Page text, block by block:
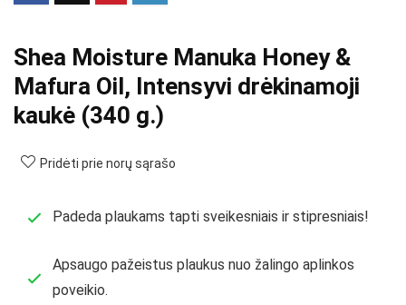
Shea Moisture Manuka Honey &
Mafura Oil, Intensyvi drėkinamoji
kaukė (340 g.)
Pridėti prie norų sąrašo
Padeda plaukams tapti sveikesniais ir stipresniais!
Apsaugo pažeistus plaukus nuo žalingo aplinkos
poveikio.